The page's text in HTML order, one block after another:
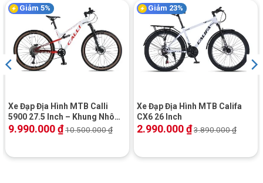
Giảm 5%
Xe Đạp Địa Hình MTB Calli
5900 27.5 Inch – Khung Nhôm,
Shimano Altus
9.990.000₫10.500.000₫
Giảm 23%
Xe Đạp Địa Hình MTB Califa
CX6 26 Inch
2.990.000₫3.890.000₫